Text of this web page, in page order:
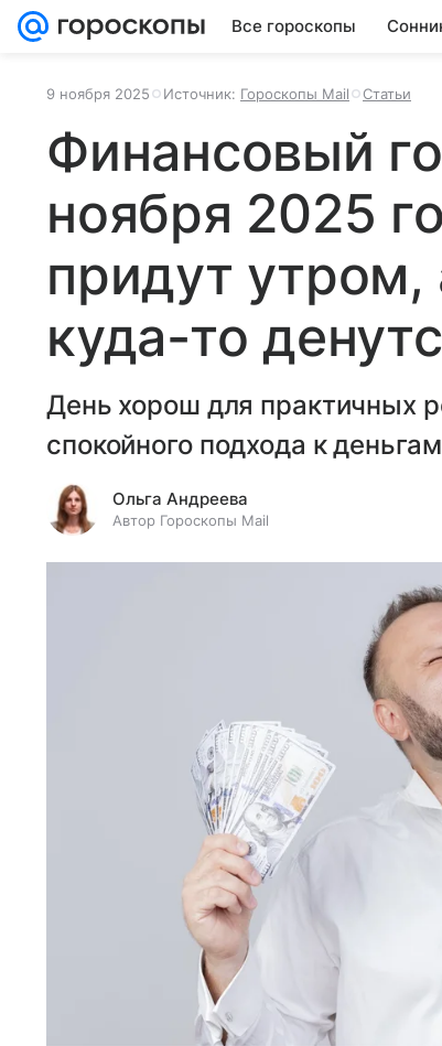
Все гороскопы
9 ноября 2025 Источник: Гороскопы Mail Статьи
Финансовый
ноября 2025
придут
куда-то
День хорош для практичных
спокойного подхода к
Ольга Андреева
Автор Гороскопы Mail